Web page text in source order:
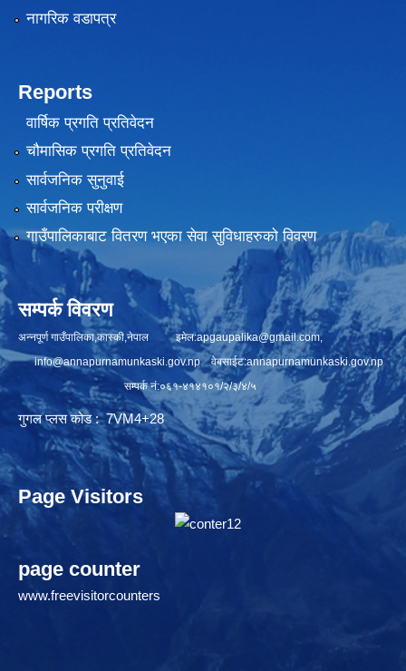
नागरिक वडापत्र
Reports
वार्षिक प्रगति प्रतिवेदन
चौमासिक प्रगति प्रतिवेदन
सार्वजनिक सुनुवाई
सार्वजनिक परीक्षण
गाउँपालिकाबाट वितरण भएका सेवा सुविधाहरुको विवरण
सम्पर्क विवरण
अन्नपूर्ण गाउँपालिका,कास्की,नेपाल इमेल:apgaupalika@gmail.com,
info@annapurnamunkaski.gov.npवेबसाईट:annapurnamunkaski.gov.np
सम्पर्क नं:०६१-४१४१०१/२/३/४/५
गुगल प्लस कोड : 7VM4+28
Page Visitors
page counter
www.freevisitorcounters